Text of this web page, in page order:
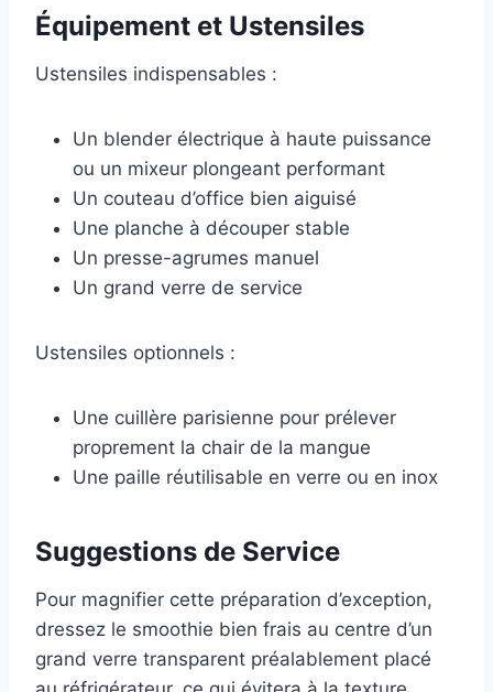
Équipement et Ustensiles
Ustensiles indispensables :
Un blender électrique à haute puissance
ou un mixeur plongeant performant
Un couteau d’office bien aiguisé
Une planche à découper stable
Un presse-agrumes manuel
Un grand verre de service
Ustensiles optionnels :
Une cuillère parisienne pour prélever
proprement la chair de la mangue
Une paille réutilisable en verre ou en inox
Suggestions de Service
Pour magnifier cette préparation d’exception,
dressez le smoothie bien frais au centre d’un
grand verre transparent préalablement placé